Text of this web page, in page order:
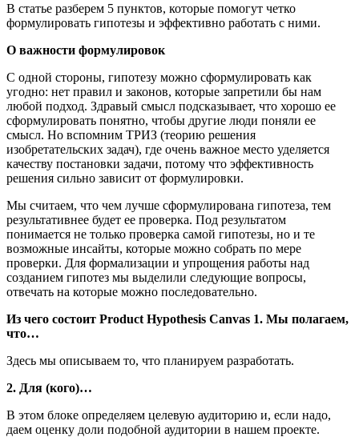
В статье разберем 5 пунктов, которые помогут четко
формулировать гипотезы и эффективно работать с ними.
О важности формулировок
С одной стороны, гипотезу можно сформулировать как
угодно: нет правил и законов, которые запретили бы нам
любой подход. Здравый смысл подсказывает, что хорошо ее
сформулировать понятно, чтобы другие люди поняли ее
смысл. Но вспомним ТРИЗ (теорию решения
изобретательских задач), где очень важное место уделяется
качеству постановки задачи, потому что эффективность
решения сильно зависит от формулировки.
Мы считаем, что чем лучше сформулирована гипотеза, тем
результативнее будет ее проверка. Под результатом
понимается не только проверка самой гипотезы, но и те
возможные инсайты, которые можно собрать по мере
проверки. Для формализации и упрощения работы над
созданием гипотез мы выделили следующие вопросы,
отвечать на которые можно последовательно.
Из чего состоит Product Hypothesis Canvas 1. Мы полагаем,
что…
Здесь мы описываем то, что планируем разработать.
2. Для (кого)…
В этом блоке определяем целевую аудиторию и, если надо,
даем оценку доли подобной аудитории в нашем проекте.